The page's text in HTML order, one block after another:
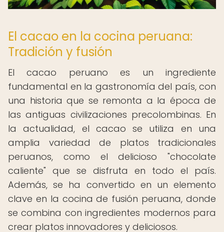
El cacao en la cocina peruana:
Tradición y fusión
El cacao peruano es un ingrediente
fundamental en la gastronomía del país, con
una historia que se remonta a la época de
las antiguas civilizaciones precolombinas. En
la actualidad, el cacao se utiliza en una
amplia variedad de platos tradicionales
peruanos, como el delicioso "chocolate
caliente" que se disfruta en todo el país.
Además, se ha convertido en un elemento
clave en la cocina de fusión peruana, donde
se combina con ingredientes modernos para
crear platos innovadores y deliciosos.